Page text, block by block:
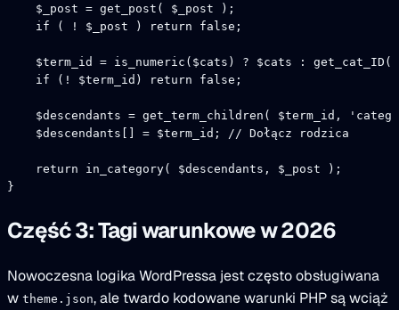
    $_post
= get_post ( $_post );
    if
( ! $_post ) return false ;
    $term_id
= is_numeric ($cats) ? $cats : get_cat_ID
    if
( ! $term_id) return false ;
    $descendants
= get_term_children ( $term_id,
    $descendants[]
= $term_id; // Dołącz rodzica
    return
in_category( $descendants, $_post );
}
Część 3: Tagi warunkowe w 2026
Nowoczesna logika WordPressa jest często obsługiwana
w theme.json, ale twardo kodowane warunki PHP są wciąż